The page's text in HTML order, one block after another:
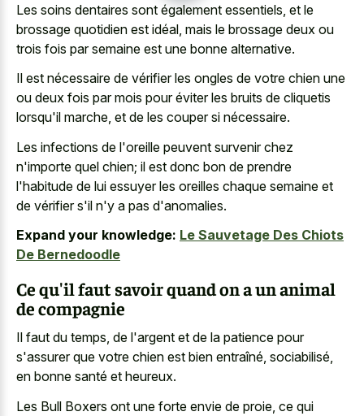
Les soins dentaires sont également essentiels, et le
brossage quotidien est idéal, mais le brossage deux ou
trois fois par semaine est une bonne alternative.
Il est nécessaire de vérifier les ongles de votre chien une
ou deux fois par mois pour éviter les bruits de cliquetis
lorsqu'il marche, et de les couper si nécessaire.
Les infections de l'oreille peuvent survenir chez
n'importe quel chien; il est donc bon de prendre
l'habitude de lui essuyer les oreilles chaque semaine et
de vérifier s'il n'y a pas d'anomalies.
Expand your knowledge: Le Sauvetage Des Chiots
De Bernedoodle
Ce qu'il faut savoir quand on a un animal
de compagnie
Il faut du temps, de l'argent et de la patience pour
s'assurer que votre chien est bien entraîné, sociabilisé,
en bonne santé et heureux.
Les Bull Boxers ont une forte envie de proie, ce qui